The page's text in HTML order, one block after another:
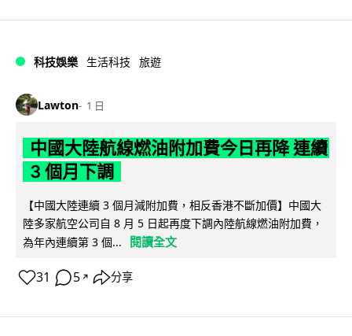
科技娛樂 生活科技 旅遊
Lawton 1 日
中國大陸航線燃油附加費今日再降 連續
3 個月下調
【中國大陸連續 3 個月減附加費，相反香港不斷加價】中國大
陸多家航空公司自 8 月 5 日起再度下調內陸航線燃油附加費，
為年內連續第 3 個...
閱讀全文
31 5 ↗ 分享